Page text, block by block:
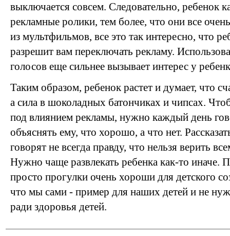
выключается совсем. Следовательно, ребенок
рекламные ролики, тем более, что они все
из мультфильмов, все это так интересно, что
разрешит вам переключать рекламу.
голосов еще сильнее вызывает интерес у
Таким образом, ребенок растет и думает, что
а сила в шоколадных батончиках и чипсах.
под влиянием рекламы, нужно каждый день
объяснять ему, что хорошо, а что нет.
говорят не всегда правду, что нельзя верить
Нужно чаще развлекать ребенка как-то иначе.
просто прогулки очень хороши для детского
что мы сами - пример для наших детей и не
ради здоровья детей.